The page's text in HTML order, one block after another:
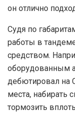
он отлично
Судя по
работы в
средством.
оборудованным
дебютировал на
места, набирать
тормозить